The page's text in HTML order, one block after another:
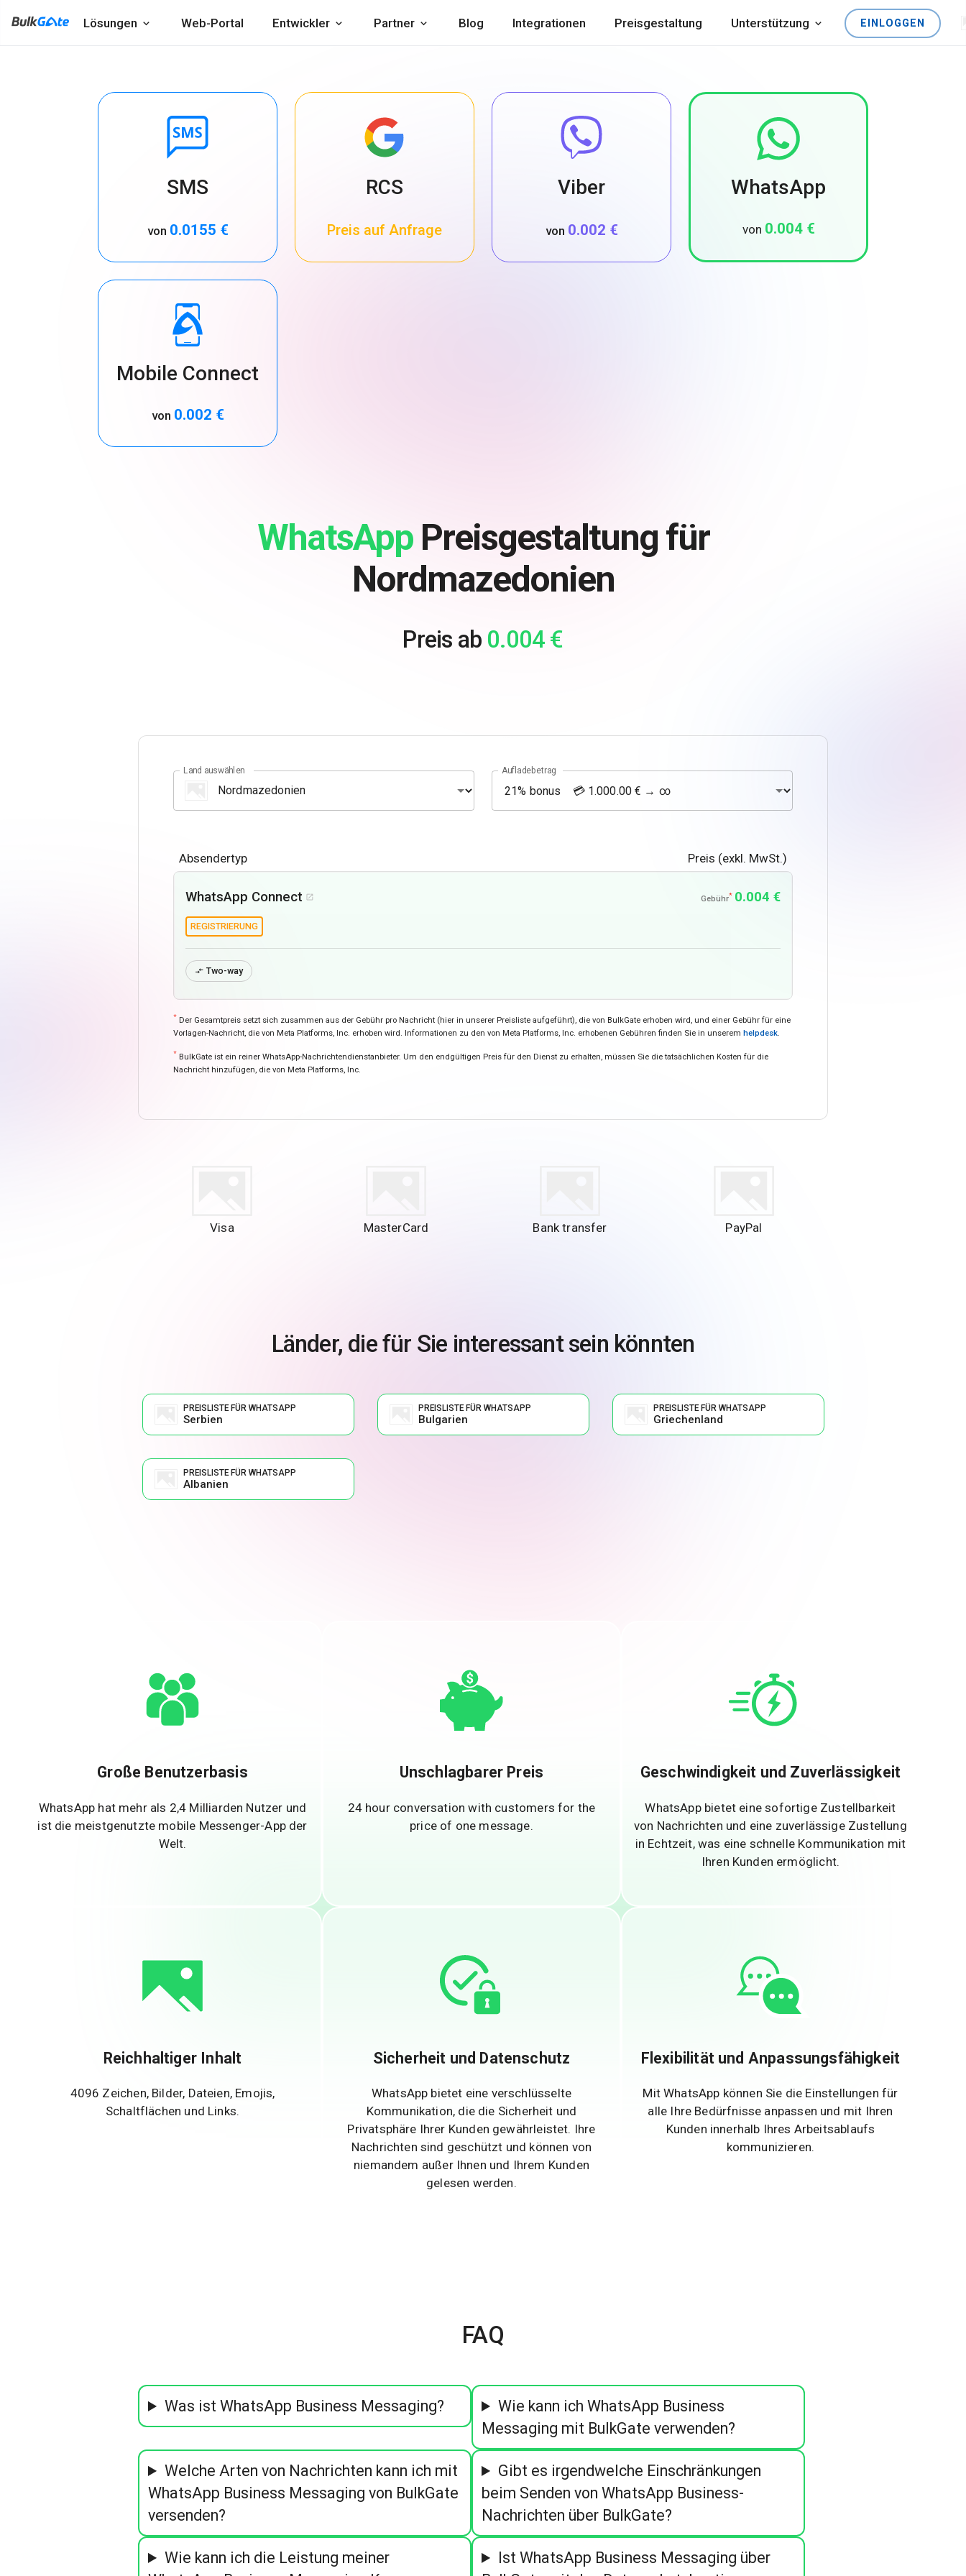
Lösungen Web-Portal Entwickler Partner Blog Integrationen Preisgestaltung Unterstützung EINLOGGEN
SMS
von 0.0155 €
RCS
Preis auf Anfrage
Viber
von 0.002 €
WhatsApp
von 0.004 €
Mobile Connect
von 0.002 €
WhatsAppPreisgestaltung für
Nordmazedonien
Preis ab 0.004 €
Land auswählen Aufladebetrag
Absendertyp Preis (exkl. MwSt.)
WhatsApp Connect  Gebühr* 0.004 €
REGISTRIERUNG
 Two-way
* Der Gesamtpreis setzt sich zusammen aus der Gebühr pro Nachricht (hier in unserer Preisliste aufgeführt), die von BulkGate erhoben wird, und einer Gebühr für eine
Vorlagen-Nachricht, die von Meta Platforms, Inc. erhoben wird. Informationen zu den von Meta Platforms, Inc. erhobenen Gebühren finden Sie in unserem helpdesk
* BulkGate ist ein reiner WhatsApp-Nachrichtendienstanbieter. Um den endgültigen Preis für den Dienst zu erhalten, müssen Sie die tatsächlichen Kosten für die
Nachricht hinzufügen, die von Meta Platforms, Inc.
Visa MasterCard Bank transfer PayPal
Länder, die für Sie interessant sein könnten
PREISLISTE FÜR WHATSAPP
Serbien
PREISLISTE FÜR WHATSAPP
Bulgarien
PREISLISTE FÜR WHATSAPP
Griechenland
PREISLISTE FÜR WHATSAPP
Albanien
Große Benutzerbasis
WhatsApp hat mehr als 2,4 Milliarden Nutzer und
ist die meistgenutzte mobile Messenger-App der
Welt.
Unschlagbarer Preis
24 hour conversation with customers for the
price of one message.
Geschwindigkeit und Zuverlässigkeit
WhatsApp bietet eine sofortige Zustellbarkeit
von Nachrichten und eine zuverlässige Zustellung
in Echtzeit, was eine schnelle Kommunikation mit
Ihren Kunden ermöglicht.
Reichhaltiger Inhalt
4096 Zeichen, Bilder, Dateien, Emojis,
Schaltflächen und Links.
Sicherheit und Datenschutz
WhatsApp bietet eine verschlüsselte
Kommunikation, die die Sicherheit und
Privatsphäre Ihrer Kunden gewährleistet. Ihre
Nachrichten sind geschützt und können von
niemandem außer Ihnen und Ihrem Kunden
gelesen werden.
Flexibilität und Anpassungsfähigkeit
Mit WhatsApp können Sie die Einstellungen für
alle Ihre Bedürfnisse anpassen und mit Ihren
Kunden innerhalb Ihres Arbeitsablaufs
kommunizieren.
FAQ
Was ist WhatsApp Business Messaging?
Wie kann ich WhatsApp Business
Messaging mit BulkGate verwenden?
Welche Arten von Nachrichten kann ich mit
WhatsApp Business Messaging von BulkGate
versenden?
Gibt es irgendwelche Einschränkungen
beim Senden von WhatsApp Business-
Nachrichten über BulkGate?
Wie kann ich die Leistung meiner
Ist WhatsApp Business Messaging über